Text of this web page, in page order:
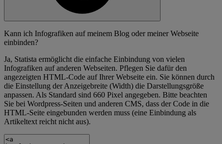
Kann ich Infografiken auf meinem Blog oder meiner Webseite
einbinden?
Ja, Statista ermöglicht die einfache Einbindung von vielen
Infografiken auf anderen Webseiten. Pflegen Sie dafür den
angezeigten HTML-Code auf Ihrer Webseite ein. Sie können durch
die Einstellung der Anzeigebreite (Width) die Darstellungsgröße
anpassen. Als Standard sind 660 Pixel angegeben. Bitte beachten
Sie bei Wordpress-Seiten und anderen CMS, dass der Code in die
HTML-Seite eingebunden werden muss (eine Einbindung als
Artikeltext reicht nicht aus).